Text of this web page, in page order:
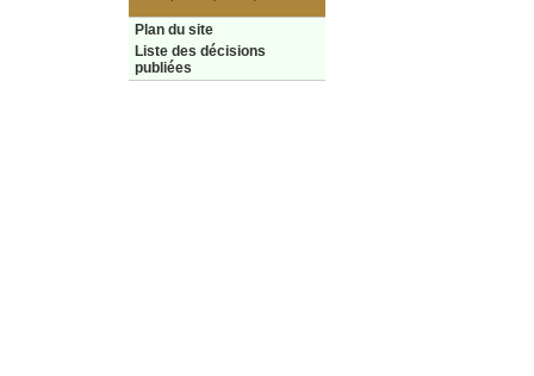
Plan du site
Liste des décisions
publiées